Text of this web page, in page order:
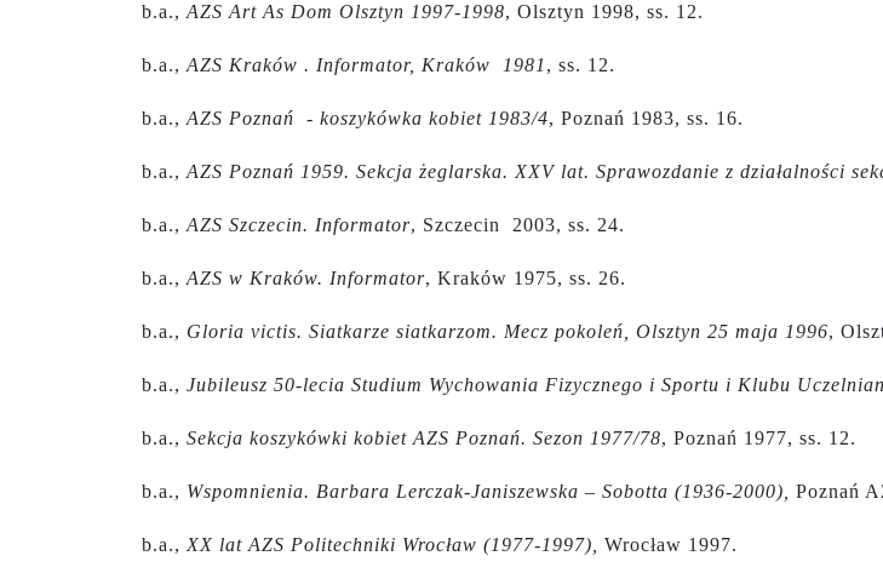
b.a., AZS Art As Dom Olsztyn 1997-1998, Olsztyn 1998, ss. 12.
b.a., AZS Kraków . Informator, Kraków 1981 , ss. 12.
b.a., AZS Poznań - koszykówka kobiet 1983/4, Poznań 1983, ss. 16.
b.a., AZS Poznań 1959. Sekcja żeglarska. XXV lat. Sprawozdanie z działalności
b.a., AZS Szczecin. Informator, Szczecin 2003, ss. 24.
b.a., AZS w Kraków. Informator, Kraków 1975, ss. 26.
b.a., Gloria victis. Siatkarze siatkarzom. Mecz pokoleń, Olsztyn 25 maja 1996,
b.a., Jubileusz 50-lecia Studium Wychowania Fizycznego i Sportu i Klubu
b.a., Sekcja koszykówki kobiet AZS Poznań. Sezon 1977/78, Poznań 1977, ss. 12.
b.a., Wspomnienia. Barbara Lerczak-Janiszewska – Sobotta (1936-2000), Poznań
b.a., XX lat AZS Politechniki Wrocław (1977-1997), Wrocław 1997.